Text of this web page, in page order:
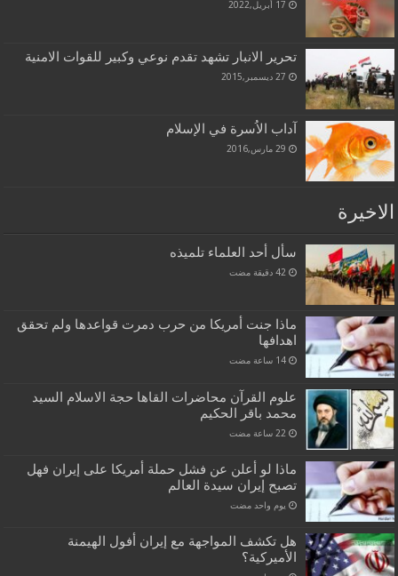
17 أبريل,2022
تحرير الانبار تشهد تقدم نوعي وكبير للقوات الامنية
27 ديسمبر,2015
آداب الاُسرة في الإسلام
29 مارس,2016
الاخيرة
سأل أحد العلماء تلميذه
ماذا جنت أمريكا من حرب دمرت قواعدها ولم تحقق
اهدافها
‏14 ساعة مضت
علوم القرآن محاضرات القاها حجة الاسلام السيد
محمد باقر الحكيم
ماذا لو أعلن عن فشل حملة أمريكا على إيران فهل
تصبح إيران سيدة العالم
‏يوم واحد مضت
هل تكشف المواجهة مع إيران أفول الهيمنة
الأميركية؟